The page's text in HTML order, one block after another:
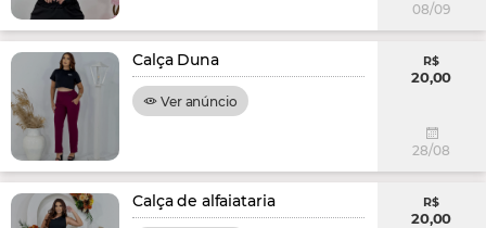
08/09
Calça Duna
Ver anúncio
R$
20,00
28/08
Calça de alfaiataria R$
20,00